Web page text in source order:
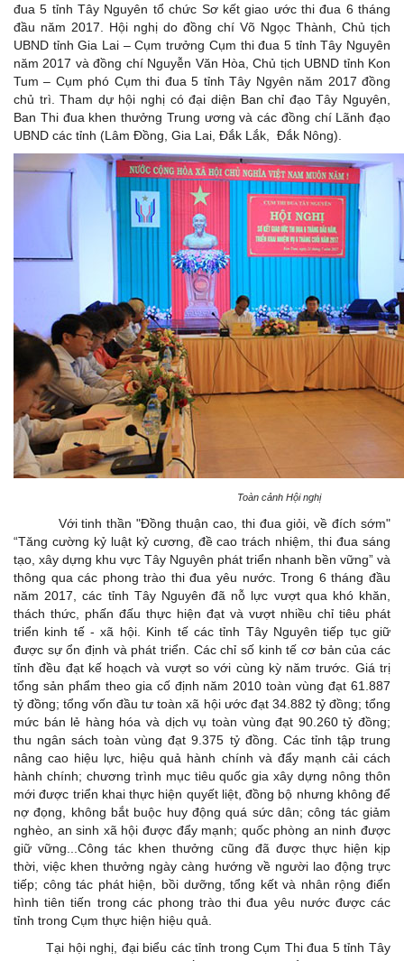
đua 5 tỉnh Tây Nguyên tổ chức Sơ kết giao ước thi đua 6 tháng
đầu năm 2017. Hội nghị do đồng chí Võ Ngọc Thành, Chủ tịch
UBND tỉnh Gia Lai – Cụm trưởng Cụm thi đua 5 tỉnh Tây Nguyên
năm 2017 và đồng chí Nguyễn Văn Hòa, Chủ tịch UBND tỉnh Kon
Tum – Cụm phó Cụm thi đua 5 tỉnh Tây Ngyên năm 2017 đồng
chủ trì. Tham dự hội nghị có đại diện Ban chỉ đạo Tây Nguyên,
Ban Thi đua khen thưởng Trung ương và các đồng chí Lãnh đạo
UBND các tỉnh (Lâm Đồng, Gia Lai, Đắk Lắk, Đắk Nông).
Toàn cảnh Hội nghị
Với tinh thần "Đồng thuận cao, thi đua giỏi, về đích sớm"
“Tăng cường kỷ luật kỷ cương, đề cao trách nhiệm, thi đua sáng
tạo, xây dựng khu vực Tây Nguyên phát triển nhanh bền vững” và
thông qua các phong trào thi đua yêu nước. Trong 6 tháng đầu
năm 2017, các tỉnh Tây Nguyên đã nỗ lực vượt qua khó khăn,
thách thức, phấn đấu thực hiện đạt và vượt nhiều chỉ tiêu phát
triển kinh tế - xã hội. Kinh tế các tỉnh Tây Nguyên tiếp tục giữ
được sự ổn định và phát triển. Các chỉ số kinh tế cơ bản của các
tỉnh đều đạt kế hoạch và vượt so với cùng kỳ năm trước. Giá trị
tổng sản phẩm theo gia cố định năm 2010 toàn vùng đạt 61.887
tỷ đồng; tổng vốn đầu tư toàn xã hội ước đạt 34.882 tỷ đồng; tổng
mức bán lẻ hàng hóa và dịch vụ toàn vùng đạt 90.260 tỷ đồng;
thu ngân sách toàn vùng đạt 9.375 tỷ đồng. Các tỉnh tập trung
nâng cao hiệu lực, hiệu quả hành chính và đẩy mạnh cải cách
hành chính; chương trình mục tiêu quốc gia xây dựng nông thôn
mới được triển khai thực hiện quyết liệt, đồng bộ nhưng không để
nợ đọng, không bắt buộc huy động quá sức dân; công tác giảm
nghèo, an sinh xã hội được đẩy mạnh; quốc phòng an ninh được
giữ vững...Công tác khen thưởng cũng đã được thực hiện kịp
thời, việc khen thưởng ngày càng hướng về người lao động trực
tiếp; công tác phát hiện, bồi dưỡng, tổng kết và nhân rộng điển
hình tiên tiến trong các phong trào thi đua yêu nước được các
tỉnh trong Cụm thực hiện hiệu quả.
Tại hội nghị, đại biểu các tỉnh trong Cụm Thi đua 5 tỉnh Tây